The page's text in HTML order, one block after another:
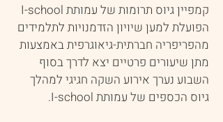
קמפיין גיוס תרומות של עמותת I-school
הפועלת למען שיויון הזדמנויות לתלמידים
מהפריפריה חברתית-גיאוגרפית באמצעות
מתן שיעורים פרטיים יצא לדרך בסוף
השבוע נערך אירוע השקה חגיגי למהלך
גיוס הכספים של עמותת I-school.